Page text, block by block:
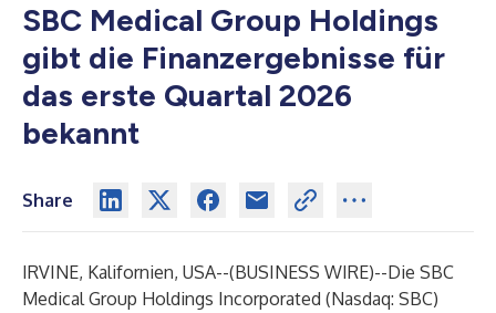
SBC Medical Group Holdings
gibt die Finanzergebnisse für
das erste Quartal 2026
bekannt
Share
IRVINE, Kalifornien, USA--(BUSINESS WIRE)--Die SBC
Medical Group Holdings Incorporated (Nasdaq: SBC)